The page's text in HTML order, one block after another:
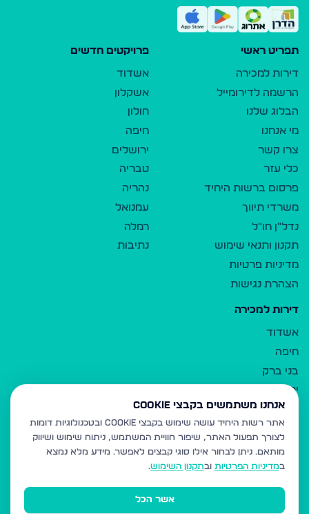
תפריט ראשי
דירות למכירה
הרשמה לדירומייל
הבלוג שלנו
מי אנחנו
צרו קשר
כלי עזר
פרסום ברשות היחיד
משרדי תיווך
נדל"ן חו"ל
תקנון ותנאי שימוש
מדיניות פרטיות
הצהרת נגישות
פרויקטים חדשים
אשדוד
אשקלון
חולון
חיפה
ירושלים
טבריה
נהריה
עמנואל
רמלה
נתיבות
דירות למכירה
אשדוד
חיפה
בני ברק
ירושלים
אלעד
גבעת זאב
בית שמש
רכסים
מודיעין עילית
אנחנו משתמשים בקבצי Cookie
אתר רשות היחיד עושה שימוש בקבצי Cookie ובטכנולוגיות דומות
לצורך תפעול האתר, שיפור חוויית המשתמש, ניתוח שימוש ושיווק
מותאם. ניתן לבחור אילו סוגי קבצים לאפשר. מידע מלא נמצא
במדיניות הפרטיות ובתקנון השימוש.
אשר הכל